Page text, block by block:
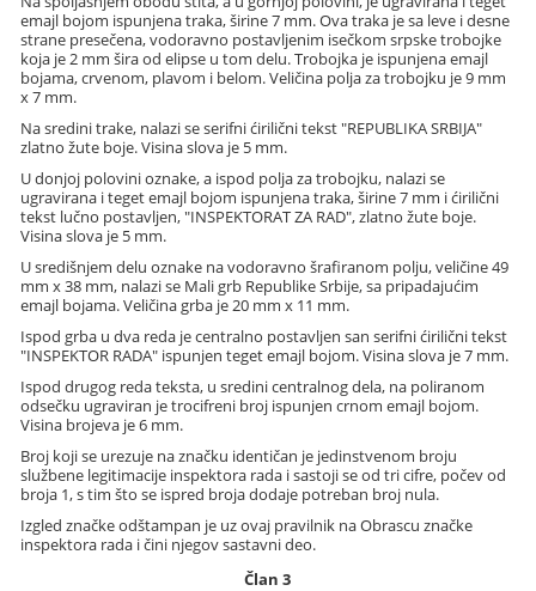
emajl bojom ispunjena traka, širine 7 mm. Ova traka je sa leve i desne
strane presečena, vodoravno postavljenim isečkom srpske trobojke
koja je 2 mm šira od elipse u tom delu. Trobojka je ispunjena emajl
bojama, crvenom, plavom i belom. Veličina polja za trobojku je 9 mm
x 7 mm.
Na sredini trake, nalazi se serifni ćirilični tekst "REPUBLIKA SRBIJA"
zlatno žute boje. Visina slova je 5 mm.
U donjoj polovini oznake, a ispod polja za trobojku, nalazi se
ugravirana i teget emajl bojom ispunjena traka, širine 7 mm i ćirilični
tekst lučno postavljen, "INSPEKTORAT ZA RAD", zlatno žute boje.
Visina slova je 5 mm.
U središnjem delu oznake na vodoravno šrafiranom polju, veličine 49
mm x 38 mm, nalazi se Mali grb Republike Srbije, sa pripadajućim
emajl bojama. Veličina grba je 20 mm x 11 mm.
Ispod grba u dva reda je centralno postavljen san serifni ćirilični tekst
"INSPEKTOR RADA" ispunjen teget emajl bojom. Visina slova je 7 mm.
Ispod drugog reda teksta, u sredini centralnog dela, na poliranom
odsečku ugraviran je trocifreni broj ispunjen crnom emajl bojom.
Visina brojeva je 6 mm.
Broj koji se urezuje na značku identičan je jedinstvenom broju
službene legitimacije inspektora rada i sastoji se od tri cifre, počev od
broja 1, s tim što se ispred broja dodaje potreban broj nula.
Izgled značke odštampan je uz ovaj pravilnik na Obrascu značke
inspektora rada i čini njegov sastavni deo.
Član 3